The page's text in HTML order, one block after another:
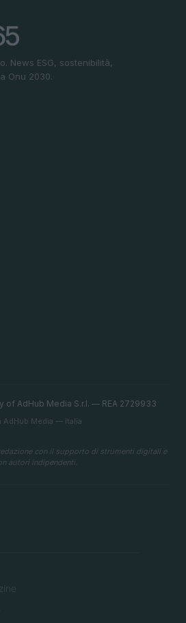
News ESG, sostenibilità,
Onu 2030.
AdHub Media S.r.l. — REA 2729933
AdHub Media — Italia
con il supporto di strumenti digitali e
autori indipendenti.